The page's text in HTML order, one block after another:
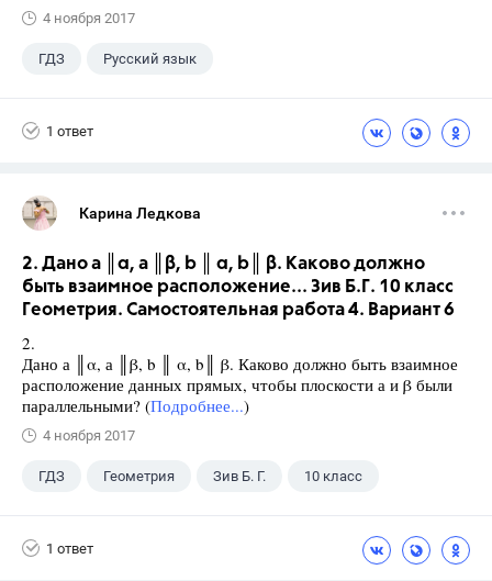
4 ноября 2017
ГДЗ Русский язык
1 ответ
Карина Ледкова
2. Дано а ║α, а ║β, b ║ α, b║ β. Каково должно
быть взаимное расположение... Зив Б.Г. 10 класс
Геометрия. Самостоятельная работа 4. Вариант 6
2.
Дано а ║α, а ║β, b ║ α, b║ β. Каково должно быть взаимное
расположение данных прямых, чтобы плоскости а и β были
параллельными? (Подробнее...)
4 ноября 2017
ГДЗ Геометрия Зив Б. Г. 10 класс
1 ответ